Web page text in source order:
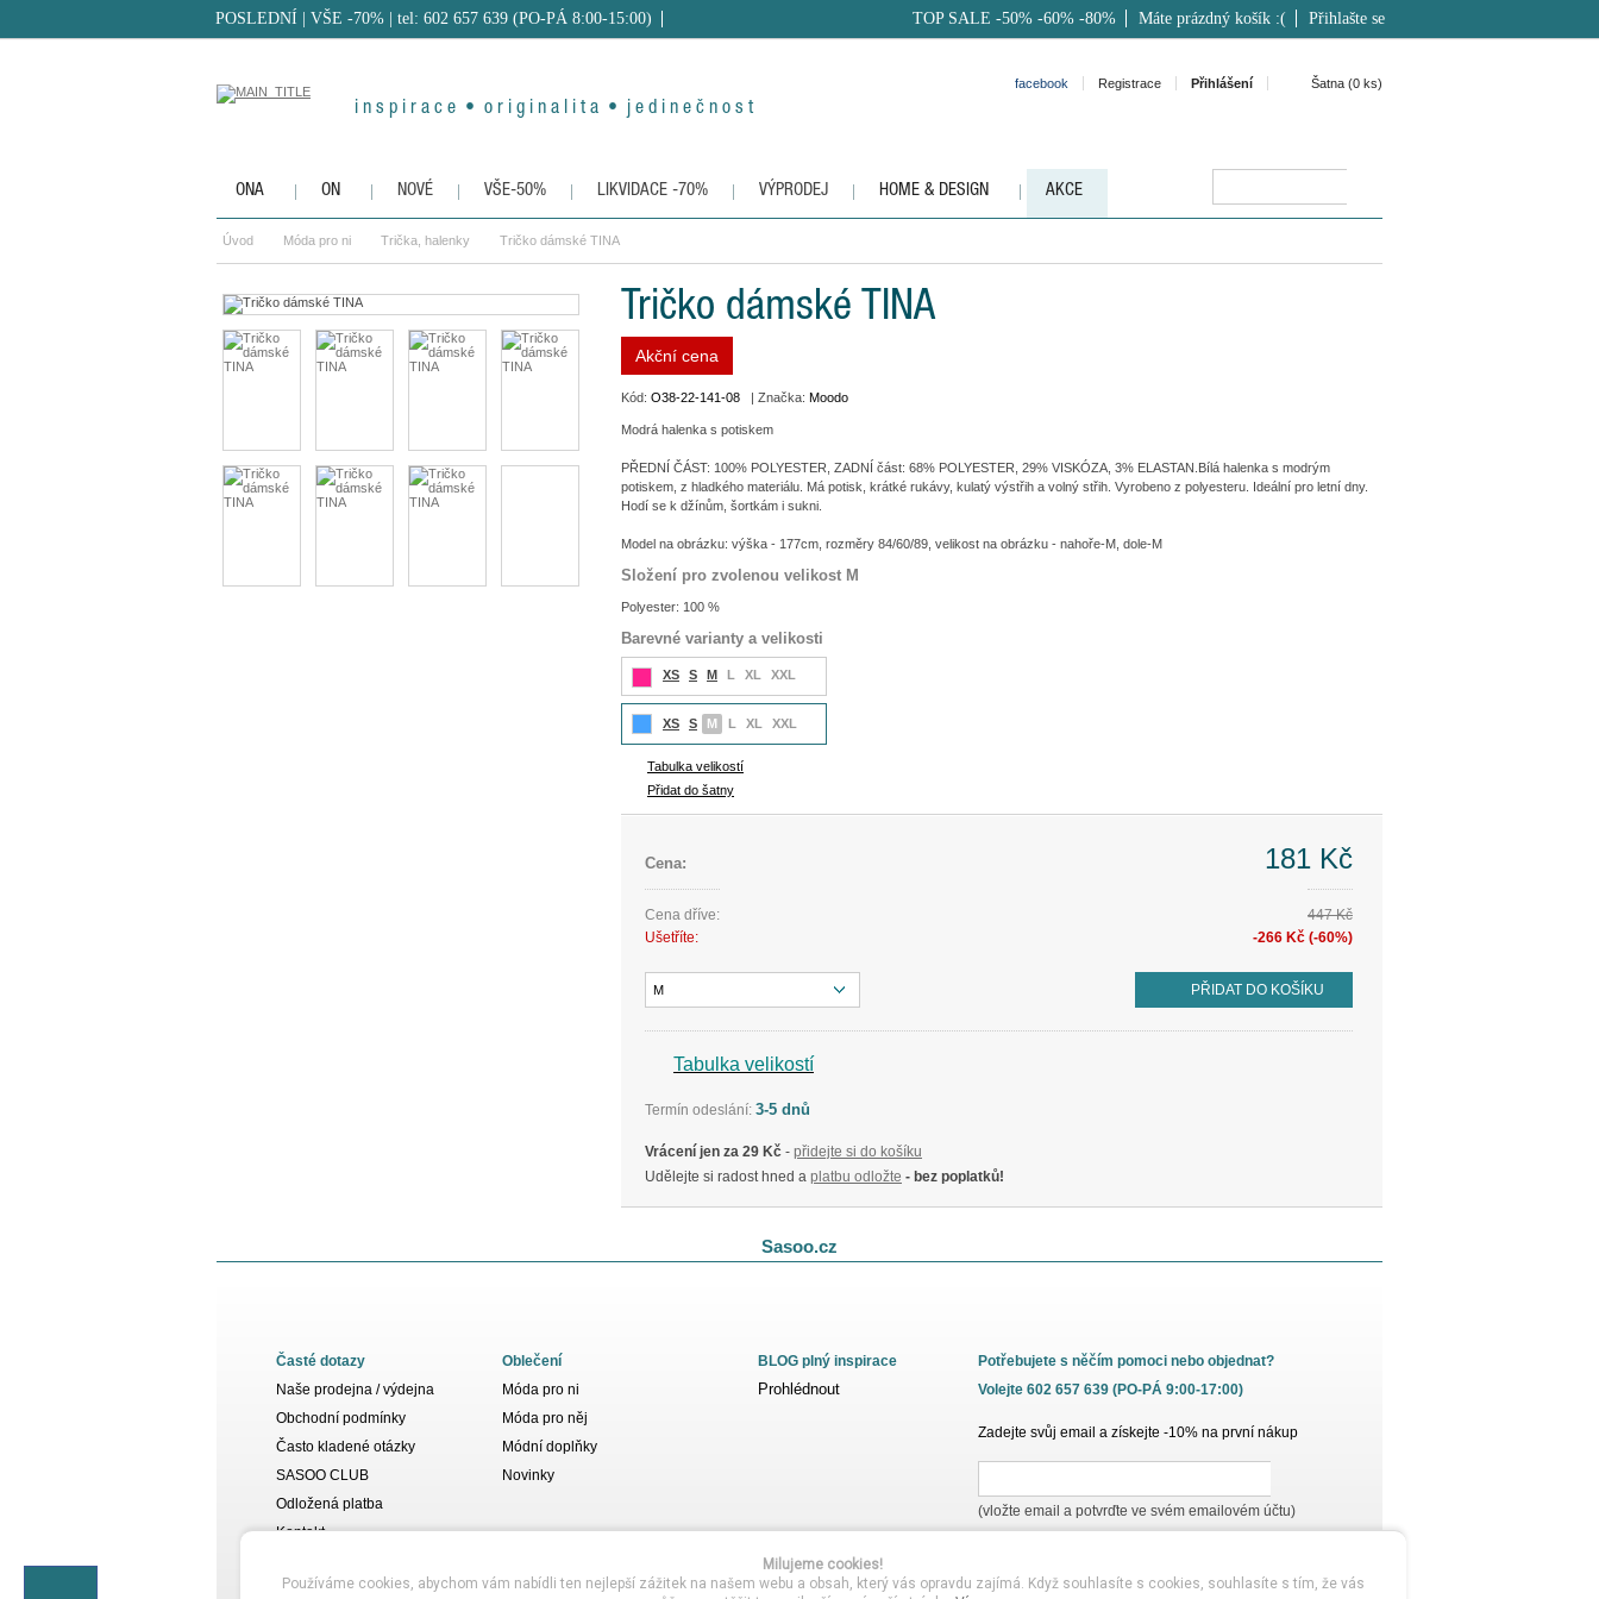
i n s p i r a c e • o r i g i n a l i t a • j e d i n e č n o s t
POSLEDNÍ | VŠE -70%| tel: 602 657 639 (PO-PÁ 8:00-15:00) TOP SALE -50% -60% -80% Máte prázdný košík :( Přihlašte se
facebook Registrace Přihlášení Šatna (0 ks)
ONA ON NOVÉ VŠE-50% LIKVIDACE -70% VÝPRODEJ HOME & DESIGN AKCE
Úvod Móda pro ni Trička, halenky Tričko dámské TINA
Tričko dámské TINA
Akční cena
Kód: O38-22-141-08 | Značka: Moodo
Modrá halenka s potiskem
PŘEDNÍ ČÁST: 100% POLYESTER, ZADNÍ část: 68% POLYESTER, 29% VISKÓZA, 3% ELASTAN.Bílá halenka s modrým
potiskem, z hladkého materiálu. Má potisk, krátké rukávy, kulatý výstřih a volný střih. Vyrobeno z polyesteru. Ideální pro letní dny.
Hodí se k džínům, šortkám i sukni.
Model na obrázku: výška - 177cm, rozměry 84/60/89, velikost na obrázku - nahoře-M, dole-M
Složení pro zvolenou velikost M
Polyester: 100 %
Barevné varianty a velikosti
XS S M L XL XXL
XS S M L XL XXL
Tabulka velikostí
Přidat do šatny
Cena: 181 Kč
Cena dříve:
447 Kč
Ušetříte:
-266 Kč (-60%)
M PŘIDAT DO KOŠÍKU
Tabulka velikostí
Termín odeslání: 3-5 dnů
Vrácení jen za 29 Kč - přidejte si do košíku
Udělejte si radost hned a platbu odložte - bez poplatků!
Sasoo.cz
Časté dotazy
Naše prodejna / výdejna
Obchodní podmínky
Často kladené otázky
SASOO CLUB
Odložená platba
Kontakt
Oblečení
Móda pro ni
Móda pro něj
Módní doplňky
Novinky
BLOG plný inspirace
Prohlédnout
Potřebujete s něčím pomoci nebo objednat?
Volejte 602 657 639 (PO-PÁ 9:00-17:00)
Zadejte svůj email a získejte -10% na první nákup
(vložte email a potvrďte ve svém emailovém účtu)
Milujeme cookies!
Používáme cookies, abychom vám nabídli ten nejlepší zážitek na našem webu a obsah, který vás opravdu zajímá. Když souhlasíte s cookies, souhlasíte s tím, že vás